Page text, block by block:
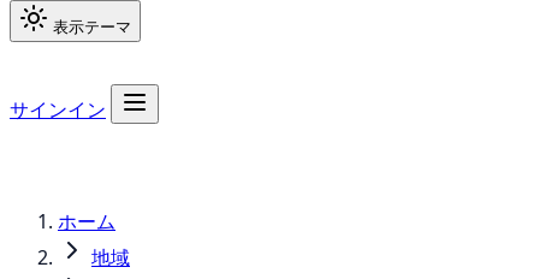
表示テーマ
サインイン
ホーム
地域